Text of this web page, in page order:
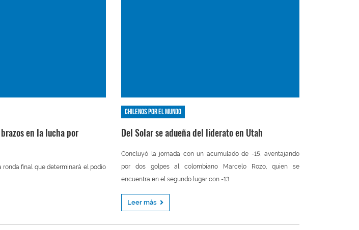
en la lucha por
ronda final que determinará el podio
Chilenos por el mundo
Del Solar se adueña del liderato en Utah
Concluyó la jornada con un acumulado de -15, aventajando
por dos golpes al colombiano Marcelo Rozo, quien se
encuentra en el segundo lugar con -13.
Leer más